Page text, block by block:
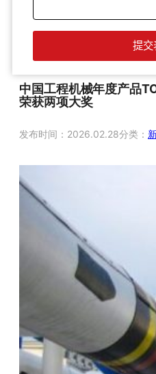
中国工程机械年度产品
荣获两项大奖
发布时间： 2026.02.28分类：